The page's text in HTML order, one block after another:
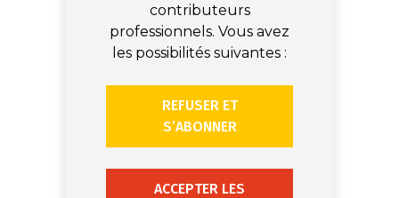
contributeurs
professionnels. Vous avez
les possibilités suivantes :
REFUSER ET
S’ABONNER
ACCEPTER LES